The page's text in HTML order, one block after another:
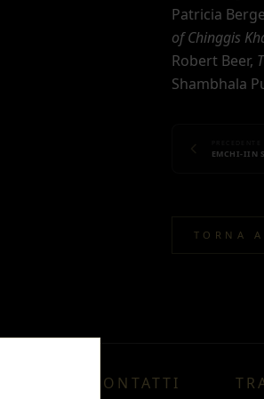
Patricia
of Chinggis
Robert Beer,
Shambhala
EMCHI-IIN
TORNA
CONTATTI